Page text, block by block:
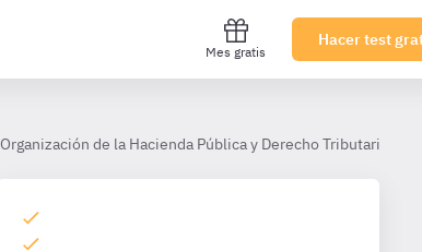
Mes gratis
Hacer test
Organización de la Hacienda Pública y Derecho Tributario AHP